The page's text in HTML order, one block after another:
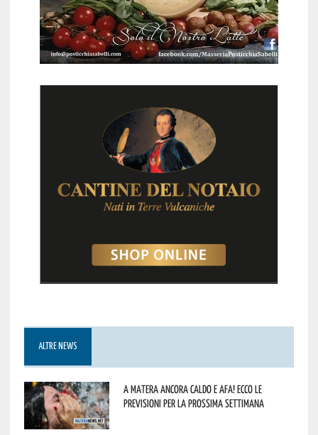
ALTRE NEWS
A Matera ancora caldo e afa! Ecco le
previsioni per la prossima settimana